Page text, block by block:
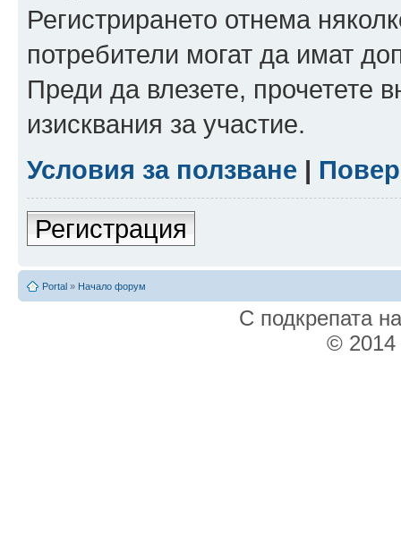
Регистрирането отнема
потребители могат да имат
Преди да влезете, прочетете
изисквания за участие.
Условия за ползване |
Регистрация
Portal » Начало форум
С подкрепата
© 2014